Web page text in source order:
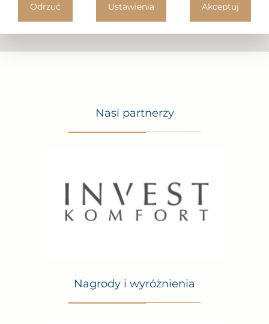
Nasi partnerzy
Nagrody i wyróżnienia
Odrzuć Ustawienia Akceptuj